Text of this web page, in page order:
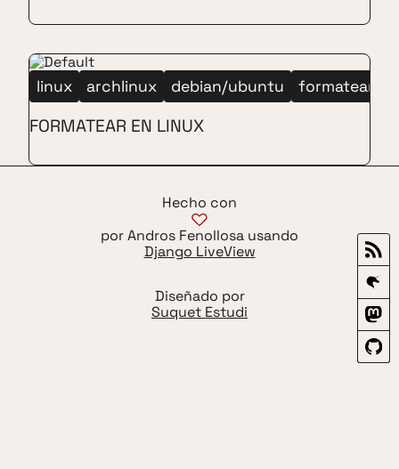
linux archlinux debian/ubuntu formatear
FORMATEAR EN LINUX
Hecho con
por Andros Fenollosa usando
Django LiveView
Diseñado por
Suquet Estudi